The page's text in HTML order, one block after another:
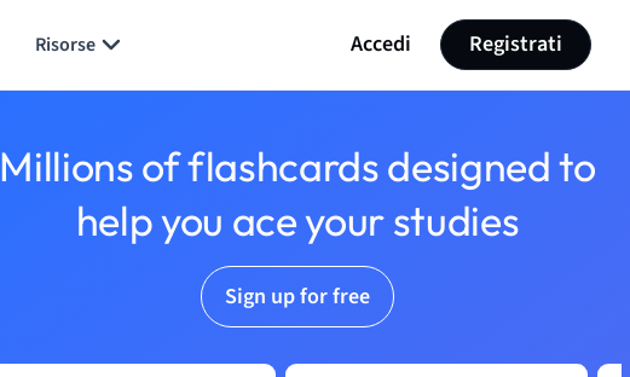
Risorse Accedi Registrati
Millions of flashcards designed to
help you ace your studies
Sign up for free